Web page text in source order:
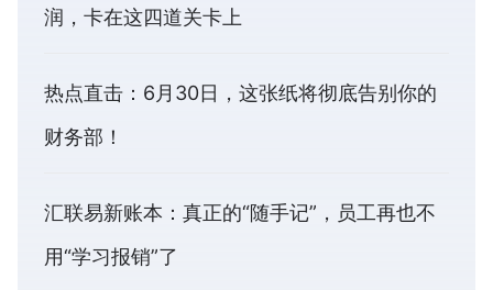
润，卡在这四道关卡上
热点直击：6月30日，这张纸将彻底告别你的
财务部！
汇联易新账本：真正的“随手记”，员工再也不
用“学习报销”了